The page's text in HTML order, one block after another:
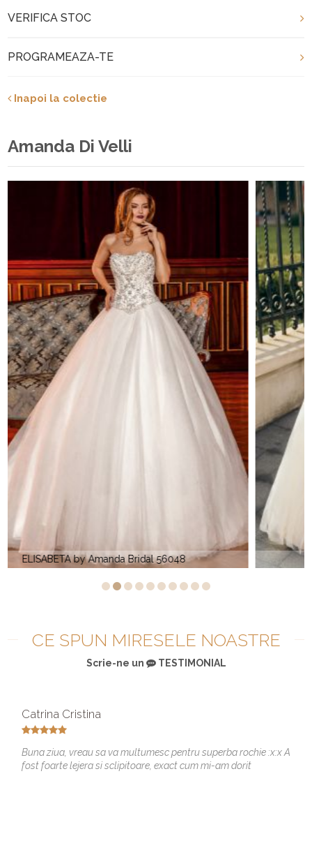
VERIFICA STOC
PROGRAMEAZA-TE
Inapoi la colectie
Amanda Di Velli
ROSE by Amanda Di Velli
CE SPUN MIRESELE NOASTRE
Scrie-ne un TESTIMONIAL
Catrina Cristina
Buna ziua, vreau sa va multumesc pentru superba rochie :x:x A
fost foarte lejera si sclipitoare, exact cum mi-am dorit